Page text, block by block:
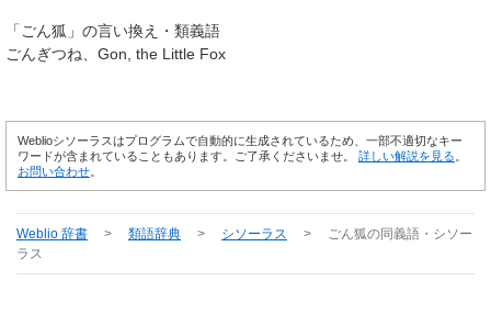
「 ごん狐 」の言い換え・類義語
ごんぎつね
Gon, the Little Fox
Weblioシソーラスはプログラムで自動的に生成されているため、一部不適切なキー
ワードが含まれていることもあります。ご了承くださいませ。 詳しい解説を見る
お問い合わせ
Weblio 辞書 > 類語辞典 > シソーラス > ごん狐の同義語・シソー
ラス